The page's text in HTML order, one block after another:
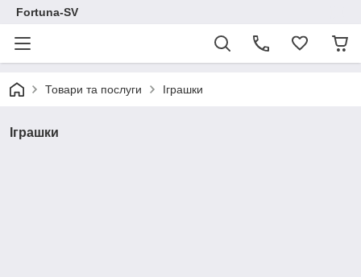
Fortuna-SV
Товари та послуги Іграшки
Іграшки